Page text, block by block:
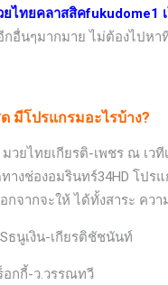
ยไทยคลาสสิคfukudome1
อื่นๆมากมาย ไม่ต้องไปหา
มีโปรแกรมอะไรบ้าง?
มวยไทยเกียรติ-เพชร ณ เวที
างช่องอมรินทร์34HD โปร
กจากจะให้ ได้ทั้งสาระ ค
ธนูเงิน-เกียรติชัชนันท์
อกกี้-ว.วรรณทวี